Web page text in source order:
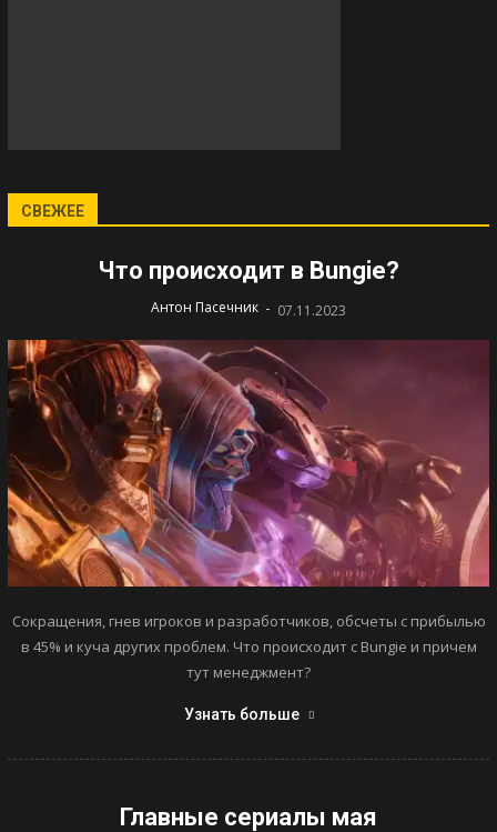
СВЕЖЕЕ
Что происходит в Bungie?
Антон Пасечник - 07.11.2023
Сокращения, гнев игроков и разработчиков, обсчеты с прибылью
в 45% и куча других проблем. Что происходит с Bungie и причем
тут менеджмент?
Узнать больше
Главные сериалы мая